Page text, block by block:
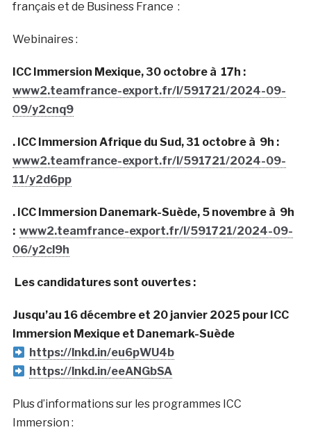
français et de Business France :
Webinaires :
ICC Immersion Mexique, 30 octobre à 17h :
www2.teamfrance-export.fr/l/591721/2024-09-
09/y2cnq9
. ICC Immersion Afrique du Sud, 31 octobre à 9h :
www2.teamfrance-export.fr/l/591721/2024-09-
11/y2d6pp
. ICC Immersion Danemark-Suède, 5 novembre à 9h
: www2.teamfrance-export.fr/l/591721/2024-09-
06/y2cl9h
Les candidatures sont ouvertes :
Jusqu’au 16 décembre et 20 janvier 2025 pour ICC
Immersion Mexique et Danemark-Suède
https://lnkd.in/eu6pWU4b
https://lnkd.in/eeANGbSA
Plus d’informations sur les programmes ICC
Immersion :